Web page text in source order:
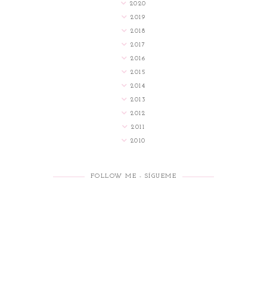
2020
2019
2018
2017
2016
2015
2014
2013
2012
2011
2010
FOLLOW ME - SÍGUEME